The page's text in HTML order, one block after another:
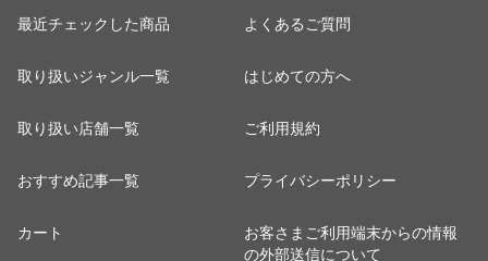
最近チェックした商品
取り扱いジャンル一覧
取り扱い店舗一覧
おすすめ記事一覧
カート
よくあるご質問
はじめての方へ
ご利用規約
プライバシーポリシー
お客さまご利用端末からの情報
の外部送信について